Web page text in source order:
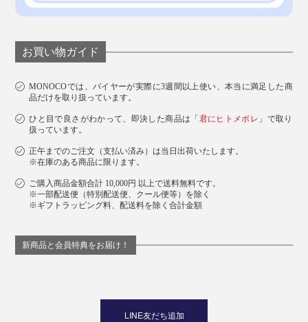
お買い物ガイド
MONOCOでは、バイヤーが実際に3週間以上使い、本当に満足した商
品だけを取り扱っています。
ひと目で良さがわかって、即決した商品は「君にヒトメボレ 」で取り
扱っています。
正午までのご注文（支払い済み）は当日出荷いたします。
※在庫のある商品に限ります。
ご購入商品金額合計 10,000円 以上で送料無料です。
※一部配送便（特別配送便、クール便等）を除く
※ギフトラッピング料、配送料を除く合計金額
新商品と会員特典をお届け！
LINE友だち追加